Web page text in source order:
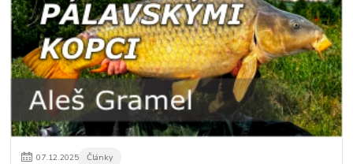
07.12.2025 Články